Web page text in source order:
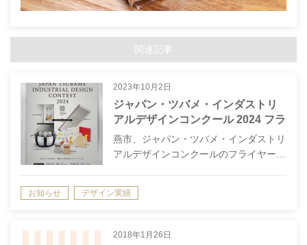
関連記事
2023年10月2日
ジャパン・ツバメ・インダストリ
アルデザインコンクール 2024 フラ
イヤーデザイン
燕市、ジャパン・ツバメ・インダストリ
アルデザインコンクールのフライヤー…
お知らせ デザイン実績
2018年1月26日